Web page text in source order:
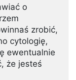
o
zrobić,
cytologię,
ewentualnie
że jesteś